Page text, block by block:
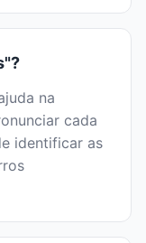
na
cada
identificar as